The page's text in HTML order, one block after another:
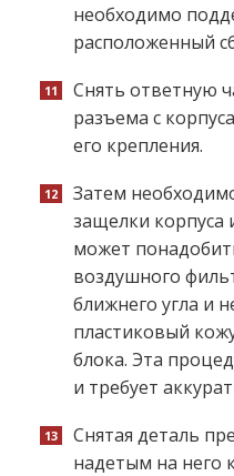
необходимо
расположенный
Снять ответную
разъема с
его крепления.
Затем
защелки корпуса
может
воздушного
ближнего угла и
пластиковый
блока. Эта
и требует
Снятая деталь
надетым на него